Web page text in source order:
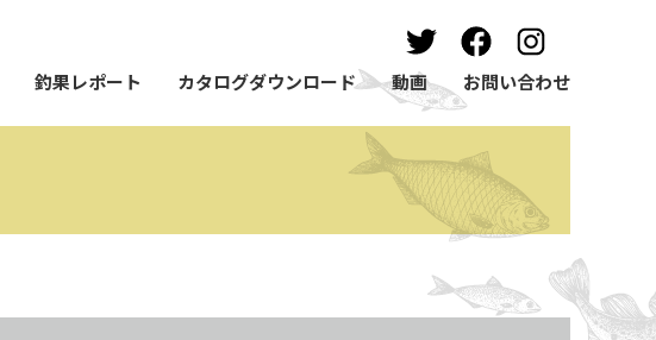
釣果レポート カタログダウンロード 動画 お問い合わせ